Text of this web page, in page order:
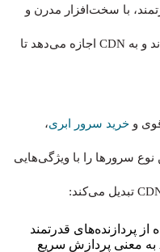
با سخت‌افزار مدرن و
شبکه پایدار، TTFB را به‌حداقل می‌رساند و به CDN اجازه می‌دهد تا
و خرید سرور ابری،
سرورها را با ویژگی‌هایی
از پردازنده‌های قدرتمند
INTEL XEON و AMD EPYC به معنی پردازش سریع